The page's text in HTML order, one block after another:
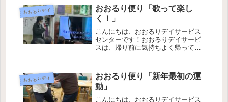
す。本日の昼食は「マグロ丼」と
「つみれスープ」をご用意いたしま
した。お出しするとあ...
おおるりデイ
おおるり便り「歌って楽し
く！」
こんにちは、おおるりデイサービス
センターです！おおるりデイサービ
スは、帰り前に気持ちよく帰ってい
だければと思います。おおるりデイ
サービスセンターでは、歌を歌うの
も聴くのも好きな...
おおるりデイ
おおるり便り「新年最初の運
動」
こんにちは、おおるりデイサービス